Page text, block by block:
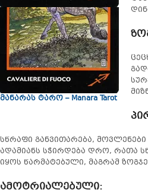
მანარას ტარო – Manara Tarot
სწრაფი განვითარება,
ადამიანს სჭირდება დრო, რათა
იყოს წარმატებული, მაგრამ
ამოტრიალებული: